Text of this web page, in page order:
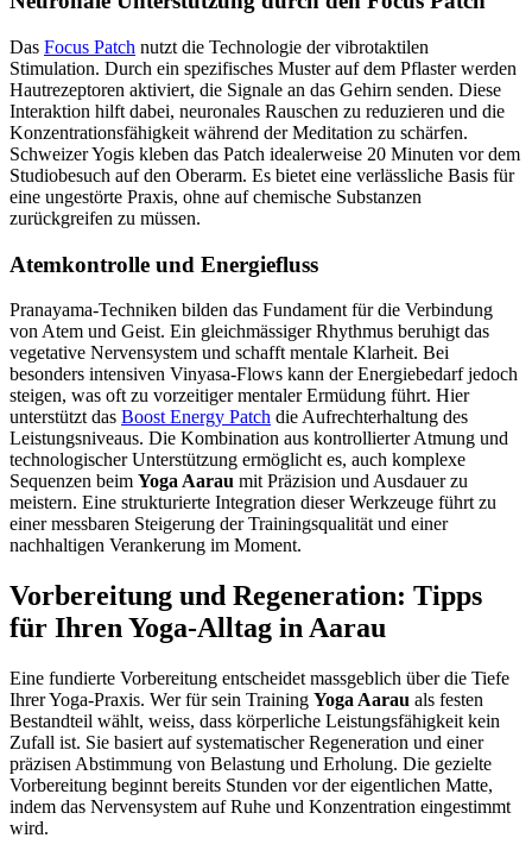
Das Focus Patch nutzt die Technologie der vibrotaktilen
Stimulation. Durch ein spezifisches Muster auf dem Pflaster werden
Hautrezeptoren aktiviert, die Signale an das Gehirn senden. Diese
Interaktion hilft dabei, neuronales Rauschen zu reduzieren und die
Konzentrationsfähigkeit während der Meditation zu schärfen.
Schweizer Yogis kleben das Patch idealerweise 20 Minuten vor dem
Studiobesuch auf den Oberarm. Es bietet eine verlässliche Basis für
eine ungestörte Praxis, ohne auf chemische Substanzen
zurückgreifen zu müssen.
Atemkontrolle und Energiefluss
Pranayama-Techniken bilden das Fundament für die Verbindung
von Atem und Geist. Ein gleichmässiger Rhythmus beruhigt das
vegetative Nervensystem und schafft mentale Klarheit. Bei
besonders intensiven Vinyasa-Flows kann der Energiebedarf jedoch
steigen, was oft zu vorzeitiger mentaler Ermüdung führt. Hier
unterstützt das Boost Energy Patch die Aufrechterhaltung des
Leistungsniveaus. Die Kombination aus kontrollierter Atmung und
technologischer Unterstützung ermöglicht es, auch komplexe
Sequenzen beim Yoga Aarau mit Präzision und Ausdauer zu
meistern. Eine strukturierte Integration dieser Werkzeuge führt zu
einer messbaren Steigerung der Trainingsqualität und einer
nachhaltigen Verankerung im Moment.
Vorbereitung und Regeneration: Tipps
für Ihren Yoga-Alltag in Aarau
Eine fundierte Vorbereitung entscheidet massgeblich über die Tiefe
Ihrer Yoga-Praxis. Wer für sein Training Yoga Aarau als festen
Bestandteil wählt, weiss, dass körperliche Leistungsfähigkeit kein
Zufall ist. Sie basiert auf systematischer Regeneration und einer
präzisen Abstimmung von Belastung und Erholung. Die gezielte
Vorbereitung beginnt bereits Stunden vor der eigentlichen Matte,
indem das Nervensystem auf Ruhe und Konzentration eingestimmt
wird.